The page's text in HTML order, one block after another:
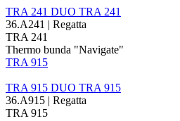
TRA 241 DUO TRA 241
36.A241 | Regatta
TRA 241
Thermo bunda "Navigate"
TRA 915
TRA 915 DUO TRA 915
36.A915 | Regatta
TRA 915